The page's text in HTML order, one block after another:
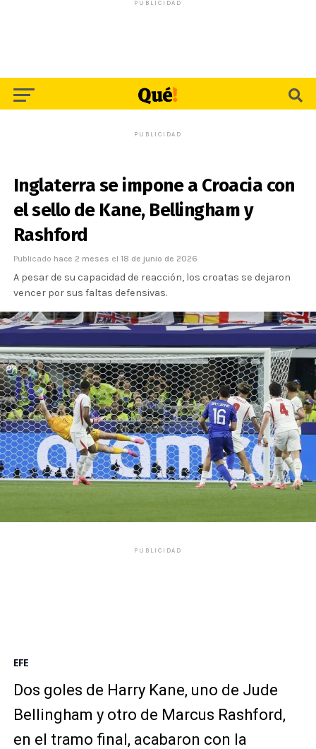
PUBLICIDAD
PUBLICIDAD
Inglaterra se impone a Croacia con
el sello de Kane, Bellingham y
Rashford
Publicado hace 2 meses el 18 de junio de 2026
A pesar de su capacidad de reacción, los croatas se dejaron
vencer por sus faltas defensivas.
PUBLICIDAD
EFE
Dos goles de Harry Kane, uno de Jude
Bellingham y otro de Marcus Rashford,
en el tramo final, acabaron con la